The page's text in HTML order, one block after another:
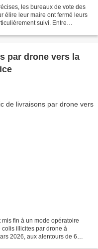
les bureaux de vote des
élire leur maire ont fermé leurs
suivi. Entre
par drone vers la
mis fin à un mode opératoire
colis illicites par drone à
2026, aux alentours de 6